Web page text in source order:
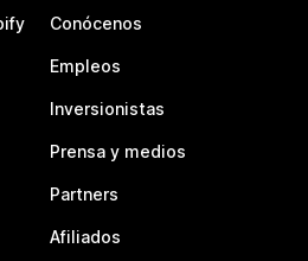
Conócenos
Empleos
Inversionistas
Prensa y medios
Partners
Afiliados